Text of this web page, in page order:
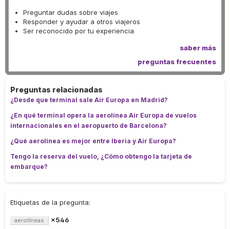
Preguntar dudas sobre viajes
Responder y ayudar a otros viajeros
Ser reconocido por tu experiencia
saber más
preguntas frecuentes
Preguntas relacionadas
¿Desde que terminal sale Air Europa en Madrid?
¿En qué terminal opera la aerolínea Air Europa de vuelos
internacionales en el aeropuerto de Barcelona?
¿Qué aerolínea es mejor entre Iberia y Air Europa?‎
Tengo la reserva del vuelo, ¿Cómo obtengo la tarjeta de
embarque?
Etiquetas de la pregunta:
aerolíneas ×546